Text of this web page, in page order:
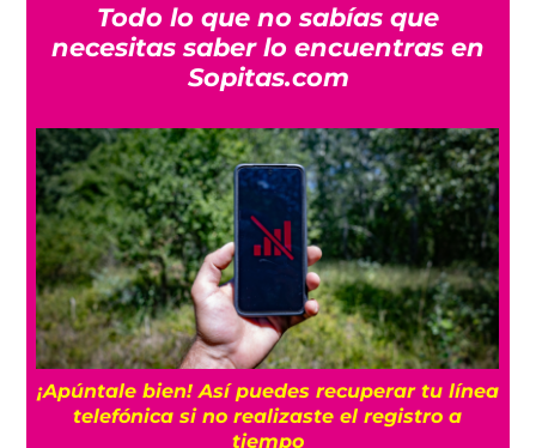
Todo lo que no sabías que
necesitas saber lo encuentras en
Sopitas.com
¡Apúntale bien! Así puedes recuperar tu línea
telefónica si no realizaste el registro a
tiempo